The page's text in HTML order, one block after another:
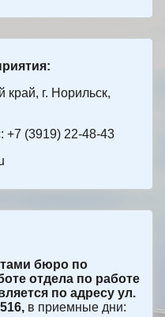
край, г. Норильск,
+7 (3919) 22-48-43
бюро по
отдела по работе
по адресу ул.
в приемные дни: